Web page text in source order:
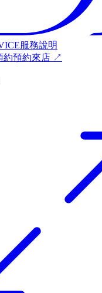
服務說明
約預約來店 ↗